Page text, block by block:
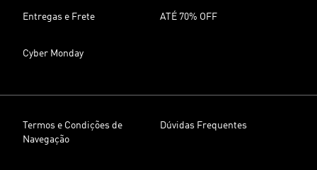
Entregas e Frete ATÉ 70% OFF
Cyber Monday
Termos e Condições de
Navegação
Dúvidas Frequentes